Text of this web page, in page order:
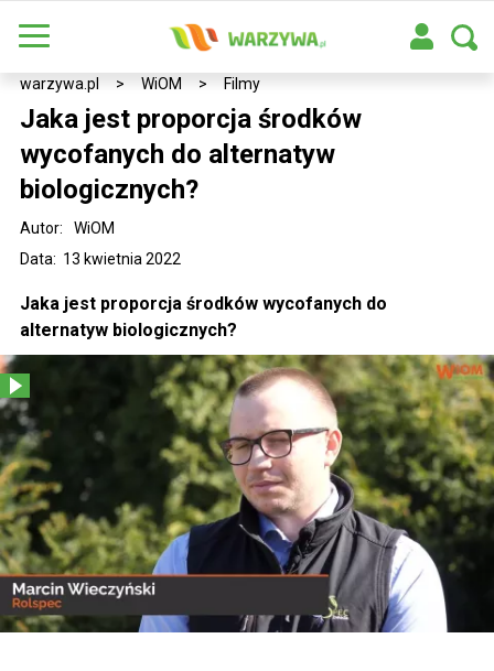
warzywa.pl > WiOM > Filmy
Jaka jest proporcja środków
wycofanych do alternatyw
biologicznych?
Data: 13 kwietnia 2022
Autor: WiOM
Jaka jest proporcja środków wycofanych do
alternatyw biologicznych?